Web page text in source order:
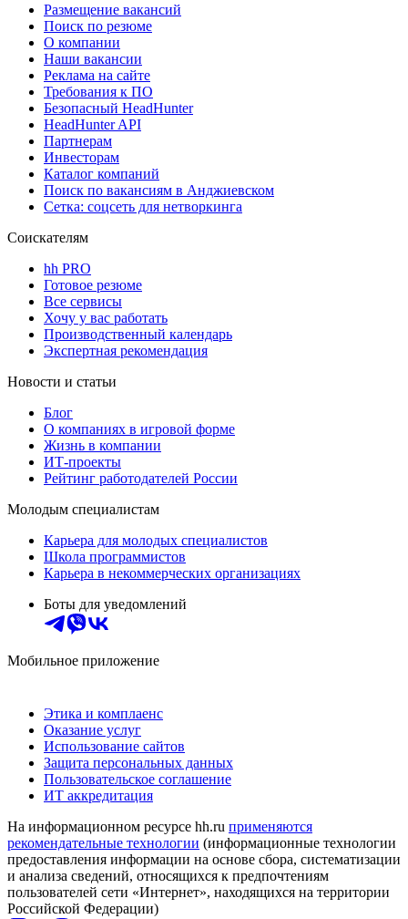
Размещение вакансий
Поиск по резюме
О компании
Наши вакансии
Реклама на сайте
Требования к ПО
Безопасный HeadHunter
HeadHunter API
Партнерам
Инвесторам
Каталог компаний
Поиск по вакансиям в Анджиевском
Сетка: соцсеть для нетворкинга
Соискателям
hh PRO
Готовое резюме
Все сервисы
Хочу у вас работать
Производственный календарь
Экспертная рекомендация
Новости и статьи
Блог
О компаниях в игровой форме
Жизнь в компании
ИТ-проекты
Рейтинг работодателей России
Молодым специалистам
Карьера для молодых специалистов
Школа программистов
Карьера в некоммерческих организациях
Боты для уведомлений
Мобильное приложение
Этика и комплаенс
Оказание услуг
Использование сайтов
Защита персональных данных
Пользовательское соглашение
ИТ аккредитация
На информационном ресурсе hh.ru применяются
рекомендательные технологии (информационные технологии
предоставления информации на основе сбора, систематизации
и анализа сведений, относящихся к предпочтениям
пользователей сети «Интернет», находящихся на территории
Российской Федерации)